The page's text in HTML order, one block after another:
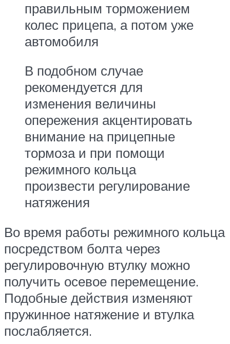
правильным торможением
колес прицепа, а потом уже
автомобиля
В подобном случае
рекомендуется для
изменения величины
опережения акцентировать
внимание на прицепные
тормоза и при помощи
режимного кольца
произвести регулирование
натяжения
Во время работы режимного кольца
посредством болта через
регулировочную втулку можно
получить осевое перемещение.
Подобные действия изменяют
пружинное натяжение и втулка
послабляется.